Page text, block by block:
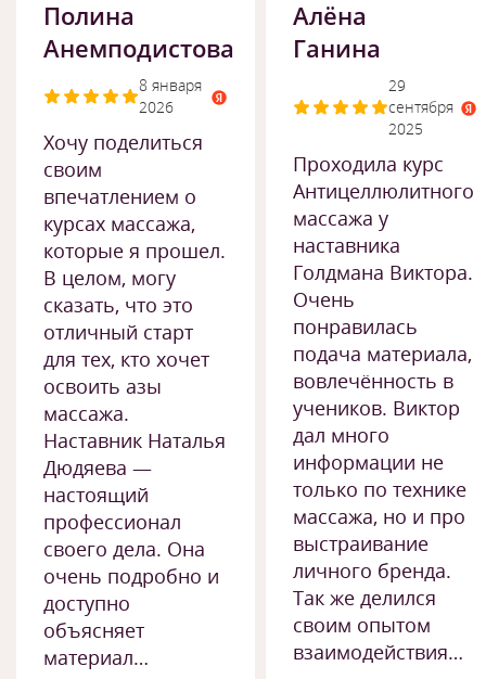
Полина
Анемподистова
8 января
2026
Хочу поделиться
своим
впечатлением о
курсах массажа,
которые я прошел.
В целом, могу
сказать, что это
отличный старт
для тех, кто хочет
освоить азы
массажа.
Наставник Наталья
Дюдяева —
настоящий
профессионал
своего дела. Она
очень подробно и
доступно
объясняет
материал…
Алёна
Ганина
29
сентября
2025
Проходила курс
Антицеллюлитного
массажа у
наставника
Голдмана Виктора.
Очень
понравилась
подача материала,
вовлечённость в
учеников. Виктор
дал много
информации не
только по технике
массажа, но и про
выстраивание
личного бренда.
Так же делился
своим опытом
взаимодействия…